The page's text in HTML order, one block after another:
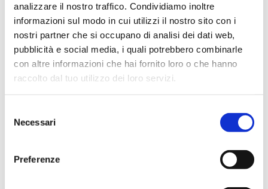
analizzare il nostro traffico. Condividiamo inoltre
informazioni sul modo in cui utilizzi il nostro sito con i
nostri partner che si occupano di analisi dei dati web,
pubblicità e social media, i quali potrebbero combinarle
con altre informazioni che hai fornito loro o che hanno
raccolto dal tuo utilizzo dei loro servizi.
delNecessari
Preferenze
2005
112
Disponibilità
Disponibile
Prezzo